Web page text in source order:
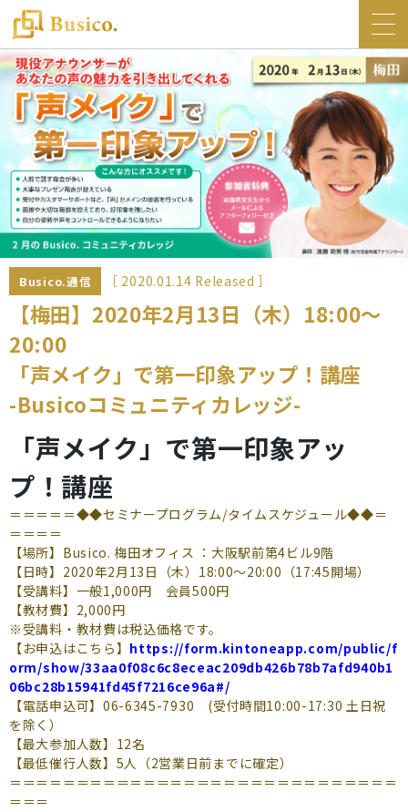
トップ
Busico.について
オフィス
Busico.銀座
Busico.梅田
料金・サービス
お知らせ
NEWS
コラム
Busico.通信
よくあるご質問
（会員専用）
お申し込み
Busico.通信 ［ 2020.01.14 Released ］
【梅田】2020年2月13日（木）18:00～
20:00
「声メイク」で第一印象アップ！講座
-Busicoコミュニティカレッジ-
「声メイク」で第一印象アッ
プ！講座
＝＝＝＝＝◆◆セミナープログラム/タイムスケジュール◆◆＝
＝＝＝＝
【場所】Busico. 梅田オフィス ：大阪駅前第4ビル9階
【日時】2020年2月13日（木）18:00～20:00（17:45開場）
【受講料】一般1,000円 会員500円
【教材費】2,000円
※受講料・教材費は税込価格です。
【お申込はこちら】 https://form.kintoneapp.com/public/f
orm/show/33aa0f08c6c8eceac209db426b78b7afd940b1
06bc28b15941fd45f7216ce96a#/
【電話申込可】06-6345-7930 (受付時間10:00-17:30 土日祝
を除く）
【最大参加人数】12名
【最低催行人数】5人（2営業日前までに確定）
＝＝＝＝＝＝＝＝＝＝＝＝＝＝＝＝＝＝＝＝＝＝＝＝＝＝＝＝＝
＝＝＝